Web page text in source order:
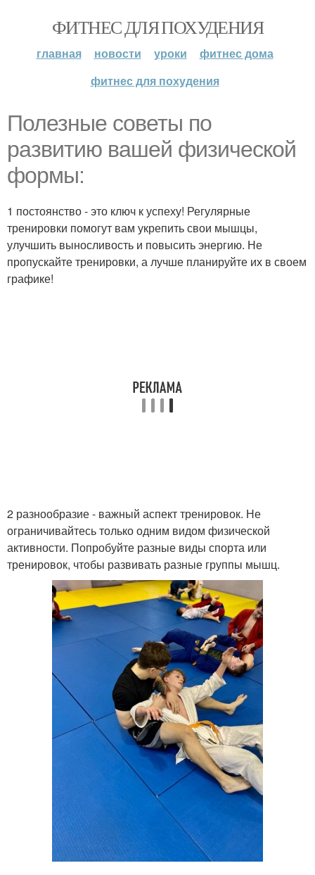
ФИТНЕС ДЛЯ ПОХУДЕНИЯ
главная новости уроки
фитнес дома
фитнес для похудения
Полезные советы по
развитию вашей физической
формы:
1 постоянство - это ключ к успеху! Регулярные
тренировки помогут вам укрепить свои мышцы,
улучшить выносливость и повысить энергию. Не
пропускайте тренировки, а лучше планируйте их в своем
графике!
2 разнообразие - важный аспект тренировок. Не
ограничивайтесь только одним видом физической
активности. Попробуйте разные виды спорта или
тренировок, чтобы развивать разные группы мышц.